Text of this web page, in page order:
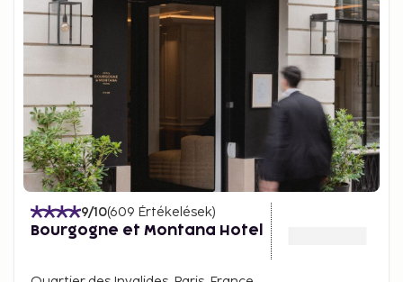
9/10(609 Értékelések)
Bourgogne et Montana Hotel